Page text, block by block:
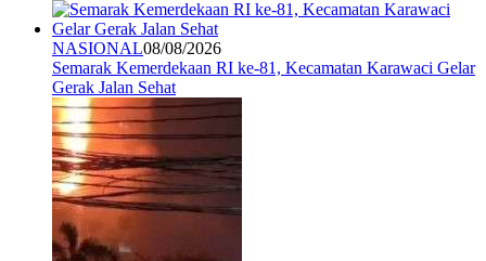
NASIONAL08/08/2026
Semarak Kemerdekaan RI ke-81, Kecamatan Karawaci Gelar
Gerak Jalan Sehat